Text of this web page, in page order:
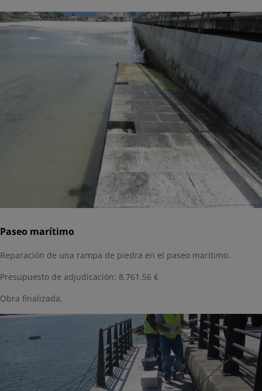
Paseo marítimo
Reparación de una rampa de piedra en el paseo marítimo.
Presupuesto de adjudicación: 8.761,56 €
Obra finalizada.